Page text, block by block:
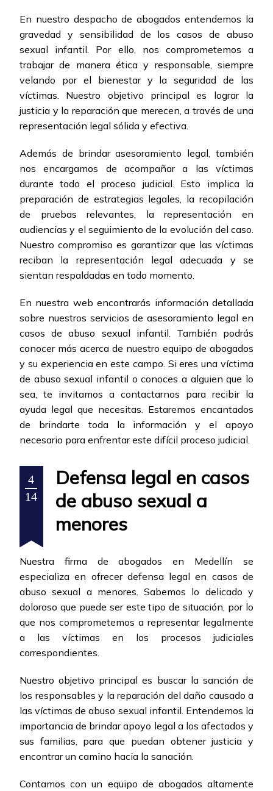
En nuestro despacho de abogados entendemos la
gravedad y sensibilidad de los casos de abuso
sexual infantil. Por ello, nos comprometemos a
trabajar de manera ética y responsable, siempre
velando por el bienestar y la seguridad de las
víctimas. Nuestro objetivo principal es lograr la
justicia y la reparación que merecen, a través de una
representación legal sólida y efectiva.
Además de brindar asesoramiento legal, también
nos encargamos de acompañar a las víctimas
durante todo el proceso judicial. Esto implica la
preparación de estrategias legales, la recopilación
de pruebas relevantes, la representación en
audiencias y el seguimiento de la evolución del caso.
Nuestro compromiso es garantizar que las víctimas
reciban la representación legal adecuada y se
sientan respaldadas en todo momento.
En nuestra web encontrarás información detallada
sobre nuestros servicios de asesoramiento legal en
casos de abuso sexual infantil. También podrás
conocer más acerca de nuestro equipo de abogados
y su experiencia en este campo. Si eres una víctima
de abuso sexual infantil o conoces a alguien que lo
sea, te invitamos a contactarnos para recibir la
ayuda legal que necesitas. Estaremos encantados
de brindarte toda la información y el apoyo
necesario para enfrentar este difícil proceso judicial.
4
14
Defensa legal en casos
de abuso sexual a
menores
Nuestra firma de abogados en Medellín se
especializa en ofrecer defensa legal en casos de
abuso sexual a menores. Sabemos lo delicado y
doloroso que puede ser este tipo de situación, por lo
que nos comprometemos a representar legalmente
a las víctimas en los procesos judiciales
correspondientes.
Nuestro objetivo principal es buscar la sanción de
los responsables y la reparación del daño causado a
las víctimas de abuso sexual infantil. Entendemos la
importancia de brindar apoyo legal a los afectados y
sus familias, para que puedan obtener justicia y
encontrar un camino hacia la sanación.
Contamos con un equipo de abogados altamente